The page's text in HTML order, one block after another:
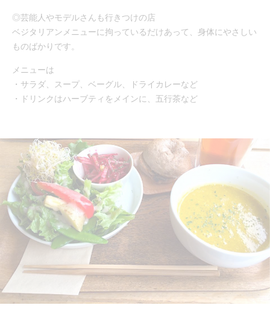
◎芸能人やモデルさんも行きつけの店
ベジタリアンメニューに拘っているだけあって、身体にやさしい
ものばかりです。
メニューは
・サラダ、スープ、ベーグル、ドライカレーなど
・ドリンクはハーブティをメインに、五行茶など